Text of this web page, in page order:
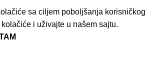
sa ciljem poboljšanja korisničkog
i uživajte u našem sajtu.